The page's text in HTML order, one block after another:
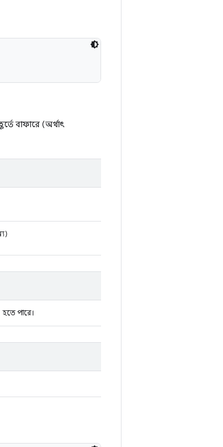
বাফারে (অর্থাৎ
পারে।